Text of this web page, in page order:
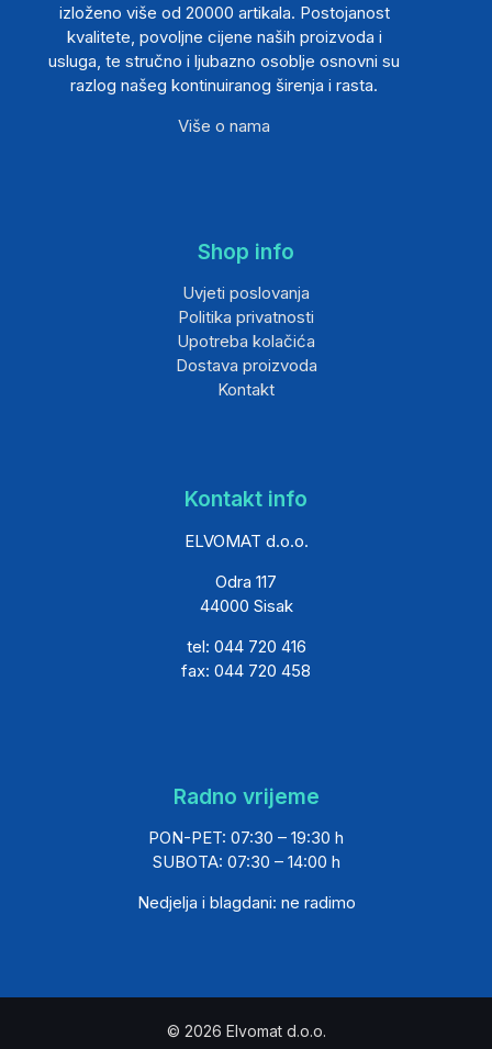
izloženo više od 20000 artikala. Postojanost
kvalitete, povoljne cijene naših proizvoda i
usluga, te stručno i ljubazno osoblje osnovni su
razlog našeg kontinuiranog širenja i rasta.
Više o nama
Shop info
Uvjeti poslovanja
Politika privatnosti
Upotreba kolačića
Dostava proizvoda
Kontakt
Kontakt info
ELVOMAT d.o.o.
Odra 117
44000 Sisak
tel: 044 720 416
fax: 044 720 458
Radno vrijeme
PON-PET: 07:30 – 19:30 h
SUBOTA: 07:30 – 14:00 h
Nedjelja i blagdani: ne radimo
© 2026 Elvomat d.o.o.